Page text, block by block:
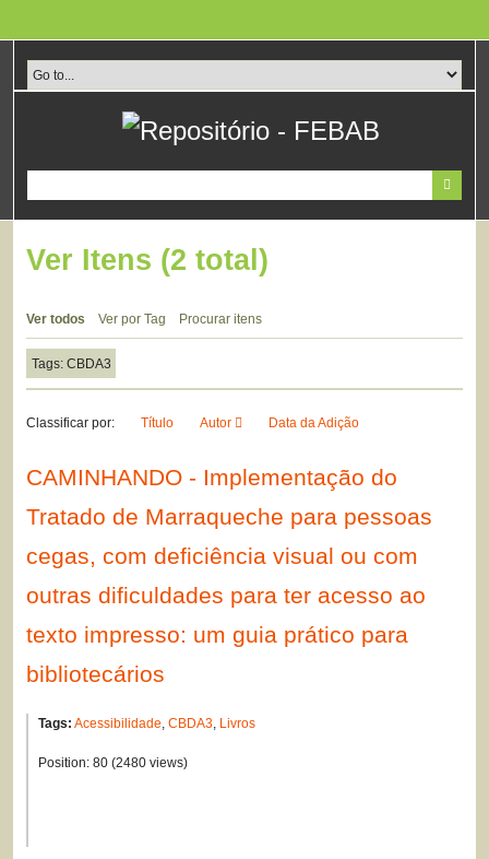
conteúdo
principal
Ver Itens (2 total)
Ver todos Ver por Tag Procurar itens
Tags: CBDA3
Classificar por: Título Autor Data da Adição
CAMINHANDO - Implementação do
Tratado de Marraqueche para pessoas
cegas, com deficiência visual ou com
outras dificuldades para ter acesso ao
texto impresso: um guia prático para
bibliotecários
Tags: Acessibilidade, CBDA3, Livros
Position: 80 (2480 views)